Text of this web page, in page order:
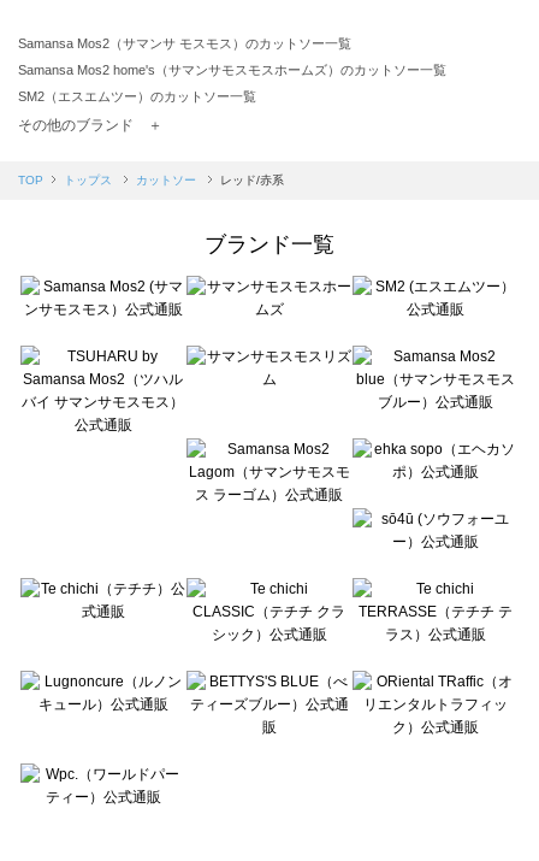
Samansa Mos2（サマンサ モスモス）のカットソー一覧
Samansa Mos2 home's（サマンサモスモスホームズ）のカットソー一覧
SM2（エスエムツー）のカットソー一覧
TSUHARU by Samansa Mos2（ツハルバイサマンサモスモス）のカットソー一覧
Samansa Mos2 blue（サマンサモスモス ブルー）のカットソー一覧
sō4ū（ソウフォーユー）のカットソー一覧
Te chichi（テチチ）のカットソー一覧
Te chichi CLASSIC（テチチ クラシック）のカットソー一覧
Lugnoncure（ルノンキュール）のカットソー一覧
BETTY'S BLUE（べティーズブルー）のカットソー一覧
Wpc.（ワールドパーティー）のカットソー一覧
その他のブランド ＋
TOP トップス カットソー レッド/赤系
ブランド一覧